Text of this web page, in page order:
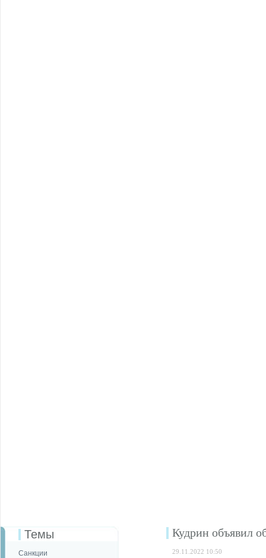
Темы
Санкции
Кудрин объявил
29.11.2022 10:50